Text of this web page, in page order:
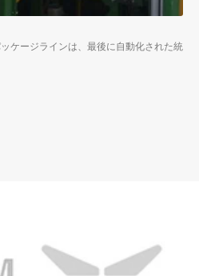
ケージラインは、最後に自動化された統